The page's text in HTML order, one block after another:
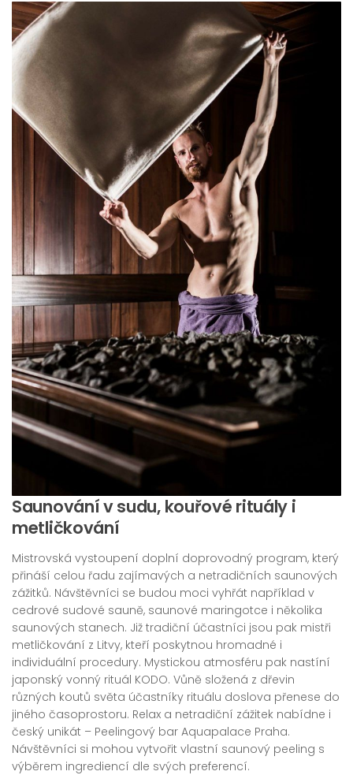
Saunování v sudu, kouřové rituály i
metličkování
Mistrovská vystoupení doplní doprovodný program, který
přináší celou řadu zajímavých a netradičních saunových
zážitků. Návštěvníci se budou moci vyhřát například v
cedrové sudové sauně, saunové maringotce i několika
saunových stanech. Již tradiční účastníci jsou pak mistři
metličkování z Litvy, kteří poskytnou hromadné i
individuální procedury. Mystickou atmosféru pak nastíní
japonský vonný rituál KODO. Vůně složená z dřevin
různých koutů světa účastníky rituálu doslova přenese do
jiného časoprostoru. Relax a netradiční zážitek nabídne i
český unikát – Peelingový bar Aquapalace Praha.
Návštěvníci si mohou vytvořit vlastní saunový peeling s
výběrem ingrediencí dle svých preferencí.